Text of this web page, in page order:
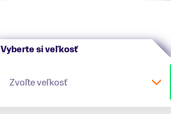
Vyberte si veľkosť
Zvoľte veľkosť